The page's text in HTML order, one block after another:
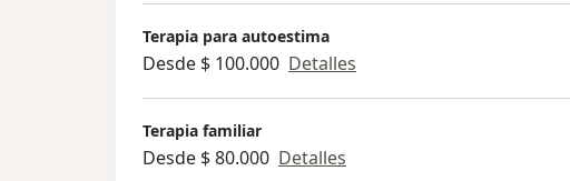
Terapia para autoestima
Desde $ 100.000 Detalles
Terapia familiar
Desde $ 80.000 Detalles